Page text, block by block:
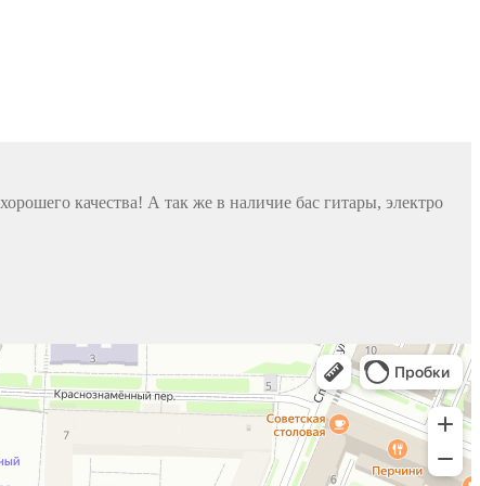
качества! А так же в наличие бас гитары, электро